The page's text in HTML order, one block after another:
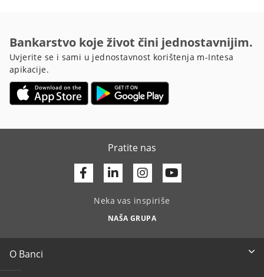
Bankarstvo koje život čini jednostavnijim.
Uvjerite se i sami u jednostavnost korištenja m-Intesa
apikacije.
Pratite nas
Facebook
Linkedin
Neka vas inspiriše
NAŠA GRUPA
O Banci